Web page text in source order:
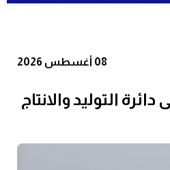
08 أغسطس 2026
التوليد والانتاج